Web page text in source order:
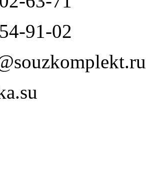
91-02